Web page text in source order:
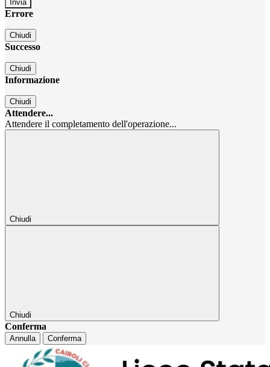
Errore
Chiudi
Successo
Chiudi
Informazione
Chiudi
Attendere...
Attendere il completamento dell'operazione...
Chiudi
Chiudi
Conferma
Annulla Conferma